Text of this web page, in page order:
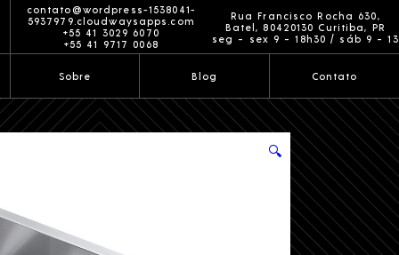
SA105-PF 75,49,8×22,8cm
contato@wordpress-1538041-
5937979.cloudwaysapps.com
+55 41 3029 6070
+55 41 9717 0068
Rua Francisco Rocha 630,
Batel, 80420130 Curitiba, PR
seg ~ sex 9 ~ 18h30 / sáb 9 ~ 13
Sobre Blog Contato
🔍